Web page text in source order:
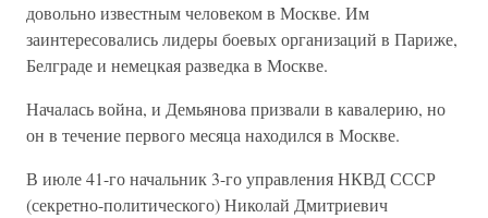
довольно известным человеком в Москве. Им
заинтересовались лидеры боевых организаций в Париже,
Белграде и немецкая разведка в Москве.
Началась война, и Демьянова призвали в кавалерию, но
он в течение первого месяца находился в Москве.
В июле 41-го начальник 3-го управления НКВД СССР
(секретно-политического) Николай Дмитриевич